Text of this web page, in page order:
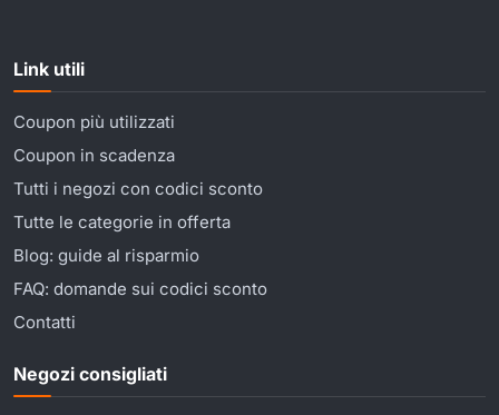
Link utili
Coupon più utilizzati
Coupon in scadenza
Tutti i negozi con codici sconto
Tutte le categorie in offerta
Blog: guide al risparmio
FAQ: domande sui codici sconto
Contatti
Negozi consigliati